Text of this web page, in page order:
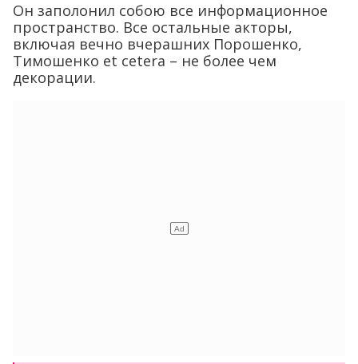
Он заполонил собою все информационное
пространство. Все остальные акторы,
включая вечно вчерашних Порошенко,
Тимошенко et cetera – не более чем
декорации.